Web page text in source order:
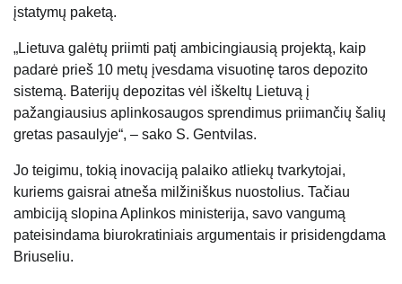
įstatymų paketą.
„Lietuva galėtų priimti patį ambicingiausią projektą, kaip
padarė prieš 10 metų įvesdama visuotinę taros depozito
sistemą. Baterijų depozitas vėl iškeltų Lietuvą į
pažangiausius aplinkosaugos sprendimus priimančių šalių
gretas pasaulyje“, – sako S. Gentvilas.
Jo teigimu, tokią inovaciją palaiko atliekų tvarkytojai,
kuriems gaisrai atneša milžiniškus nuostolius. Tačiau
ambiciją slopina Aplinkos ministerija, savo vangumą
pateisindama biurokratiniais argumentais ir prisidengdama
Briuseliu.